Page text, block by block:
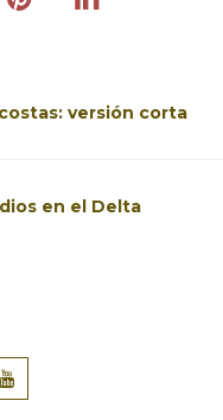
versión corta
en el Delta